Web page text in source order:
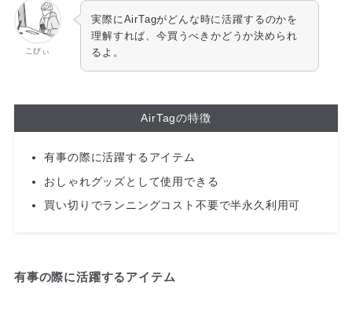
こびぃ
実際にAirTagがどんな時に活躍するのかを
理解すれば、今買うべきかどうか決められ
るよ。
AirTagの特徴
有事の際に活躍するアイテム
おしゃれグッズとして使用できる
買い切りでランニングコスト不要で半永久利用可
有事の際に活躍するアイテム